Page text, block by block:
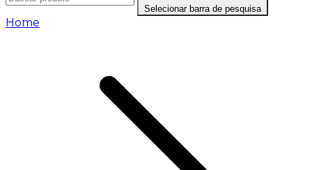
Selecionar barra de pesquisa
Home